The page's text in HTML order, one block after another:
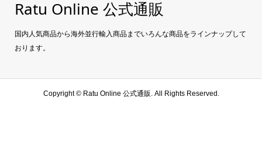
Ratu Online 公式通販
国内人気商品から海外並行輸入商品までいろんな商品をラインナップして
おります。
Copyright ©Ratu Online 公式通販. All Rights Reserved.